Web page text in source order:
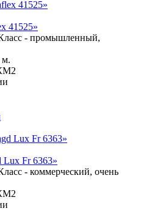
41525»
- промышленный,
м.
Lux Fr 6363»
- коммерческий, очень